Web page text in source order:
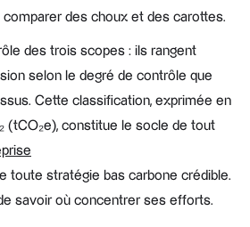
des choux et des carottes.
des trois scopes : ils rangent
selon le degré de contrôle que
Cette classification, exprimée en
(tCO₂e), constitue le socle de tout
toute stratégie bas carbone crédible.
savoir où concentrer ses efforts.